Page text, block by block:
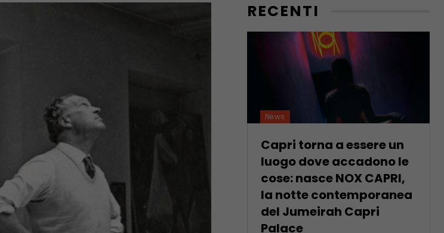
RECENTI
News
Capri torna a essere un
luogo dove accadono le
cose: nasce NOX CAPRI,
la notte contemporanea
del Jumeirah Capri
Palace